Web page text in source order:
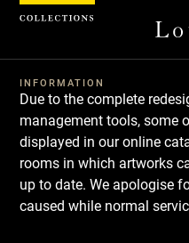
INFORMATION
Due to the complete
management tools, some
displayed in our online
rooms in which artworks
up to date. We apologise
caused while normal
Cookies management panel